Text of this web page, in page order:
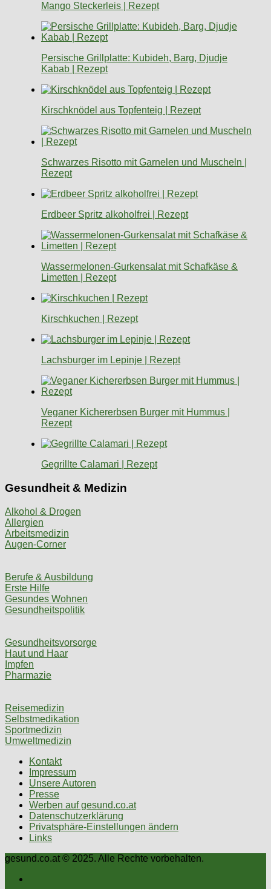
Mango Steckerleis | Rezept
Persische Grillplatte: Kubideh, Barg, Djudje
Kabab | Rezept
Kirschknödel aus Topfenteig | Rezept
Schwarzes Risotto mit Garnelen und Muscheln |
Rezept
Erdbeer Spritz alkoholfrei | Rezept
Wassermelonen-Gurkensalat mit Schafkäse &
Limetten | Rezept
Kirschkuchen | Rezept
Lachsburger im Lepinje | Rezept
Veganer Kichererbsen Burger mit Hummus |
Rezept
Gegrillte Calamari | Rezept
Gesundheit & Medizin
Alkohol & Drogen
Allergien
Arbeitsmedizin
Augen-Corner
Berufe & Ausbildung
Erste Hilfe
Gesundes Wohnen
Gesundheitspolitik
Gesundheitsvorsorge
Haut und Haar
Impfen
Pharmazie
Reisemedizin
Selbstmedikation
Sportmedizin
Umweltmedizin
Kontakt
Impressum
Unsere Autoren
Presse
Werben auf gesund.co.at
Datenschutzerklärung
Privatsphäre-Einstellungen ändern
Links
gesund.co.at © 2025. Alle Rechte vorbehalten.